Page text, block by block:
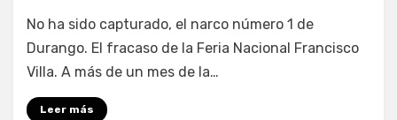
por Fernando Miranda Servín
No ha sido capturado, el narco número 1 de
Durango. El fracaso de la Feria Nacional Francisco
Villa. A más de un mes de la…
Leer más